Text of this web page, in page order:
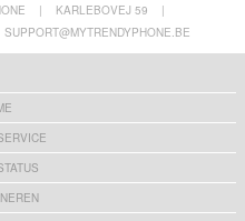
| KARLEBOVEJ 59
|
SUPPORT@MYTRENDYPHONE.BE